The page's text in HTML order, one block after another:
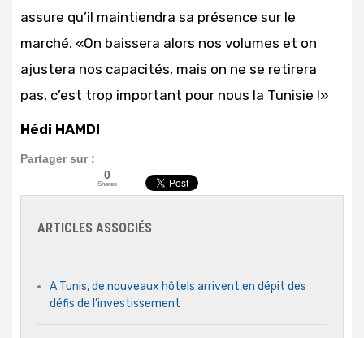
assure qu’il maintiendra sa présence sur le
marché. «On baissera alors nos volumes et on
ajustera nos capacités, mais on ne se retirera
pas, c’est trop important pour nous la Tunisie !»
Hédi HAMDI
Partager sur :
0
Shares
ARTICLES ASSOCIÉS
A Tunis, de nouveaux hôtels arrivent en dépit des
défis de l’investissement